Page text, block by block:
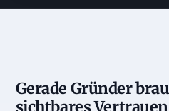
Gerade Gründer
sichtbares Vertrauen